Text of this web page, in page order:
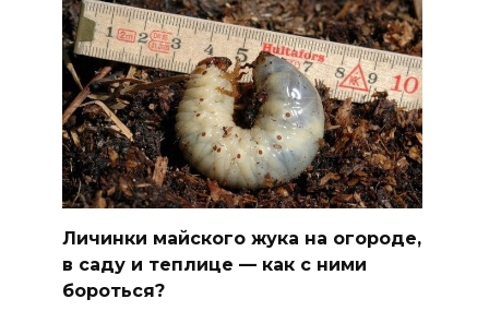
Личинки майского жука на огороде,
в саду и теплице — как с ними
бороться?